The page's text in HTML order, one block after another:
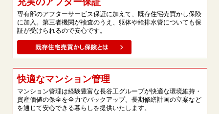
専有部のアフターサービス保証に加えて、既存住宅売買かし保険
に加入。第三者機関が検査のうえ、躯体や給排水管についても保
証が受けられるので安心です。
快適なマンション管理
マンション管理は経験豊富な長谷工グループが快適な環境維持・
資産価値の保全を全力でバックアップ。長期修繕計画の立案など
を通じて安心できる暮らしを提供いたします。